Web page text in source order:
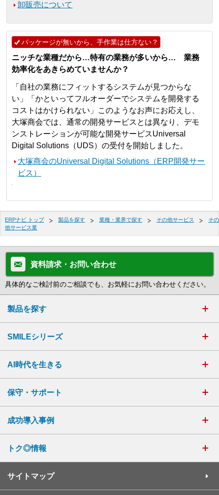
卸販売について
パッケージが無いから、手作業は仕方ない？
ニッチな業種だから…特有の業務が多いから… 業務
効率化をあきらめていませんか？
「自社の業務にフィットするシステムが見つからな
い」「かといってフルオーダーでシステムを開発する
コストはかけられない」このようなお声にお応えし、
大塚商会では、通常の開発サービスとは異なり、デモ
ンストレーションが可能な開発サービスUniversal
Digital Solutions（UDS）の受付を開始しました。
大塚商会のUniversal Digital Solutions（ERP開発サー
ビス）
ERPナビ トップ 製品を探す 業種・業界で探す その他サービス
その
他サービス業
資料請求・お問い合わせ
具体的なご検討前のご相談でも、お気軽にお問い合わせください。
製品を探す
SMILEシリーズ
AI時代を生きる
保守・サポート
成功導入事例
トク◎情報
サイトマップ